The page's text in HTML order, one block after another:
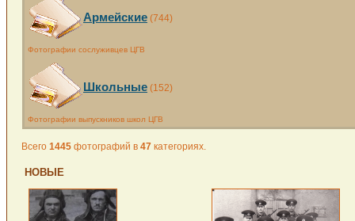
Армейские (744)
Фотографии сослуживцев ЦГВ
Школьные (152)
Фотографии выпускников школ ЦГВ
Всего 1445 фотографий в 47 категориях.
НОВЫЕ